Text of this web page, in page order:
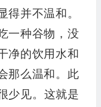
得并不温和。
一种谷物，没
净的饮用水和
那么温和。此
少见。这就是